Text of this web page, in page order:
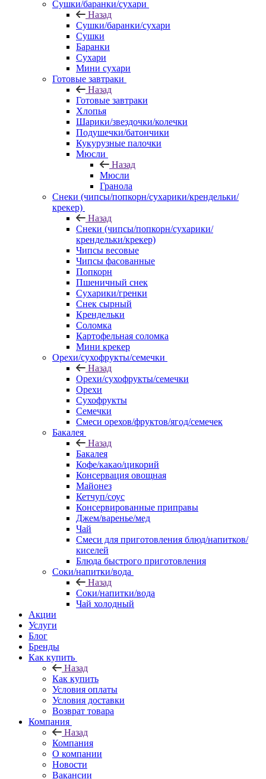
Сушки/баранки/сухари
Назад
Сушки/баранки/сухари
Сушки
Баранки
Сухари
Мини сухари
Готовые завтраки
Назад
Готовые завтраки
Хлопья
Шарики/звездочки/колечки
Подушечки/батончики
Кукурузные палочки
Мюсли
Назад
Мюсли
Гранола
Снеки (чипсы/попкорн/сухарики/крендельки/
крекер)
Назад
Снеки (чипсы/попкорн/сухарики/
крендельки/крекер)
Чипсы весовые
Чипсы фасованные
Попкорн
Пшеничный снек
Сухарики/гренки
Снек сырный
Крендельки
Соломка
Картофельная соломка
Мини крекер
Орехи/сухофрукты/семечки
Назад
Орехи/сухофрукты/семечки
Орехи
Сухофрукты
Семечки
Смеси орехов/фруктов/ягод/семечек
Бакалея
Назад
Бакалея
Кофе/какао/цикорий
Консервация овощная
Майонез
Кетчуп/соус
Консервированные приправы
Джем/варенье/мед
Чай
Смеси для приготовления блюд/напитков/
киселей
Блюда быстрого приготовления
Соки/напитки/вода
Назад
Соки/напитки/вода
Чай холодный
Акции
Услуги
Блог
Бренды
Как купить
Назад
Как купить
Условия оплаты
Условия доставки
Возврат товара
Компания
Назад
Компания
О компании
Новости
Вакансии